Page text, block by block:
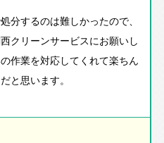
分するのは難しかったので、
クリーンサービスにお願いし
作業を対応してくれて楽ちん
と思います。